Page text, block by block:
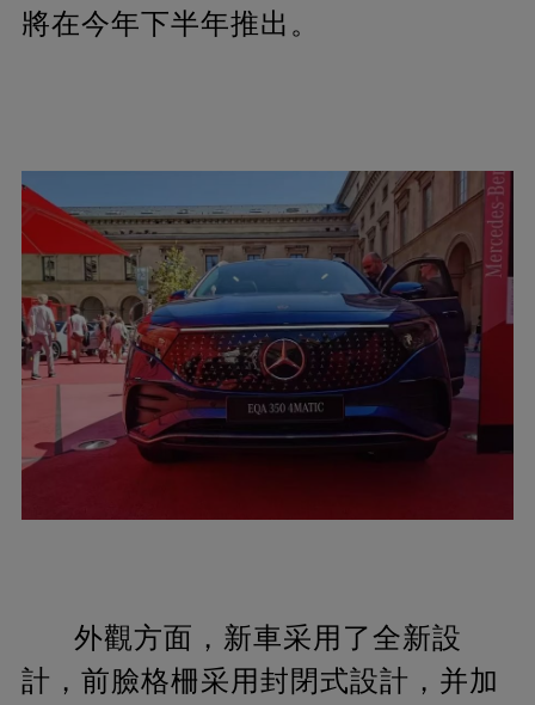
將在今年下半年推出。
外觀方面，新車采用了全新設
計，前臉格柵采用封閉式設計，并加